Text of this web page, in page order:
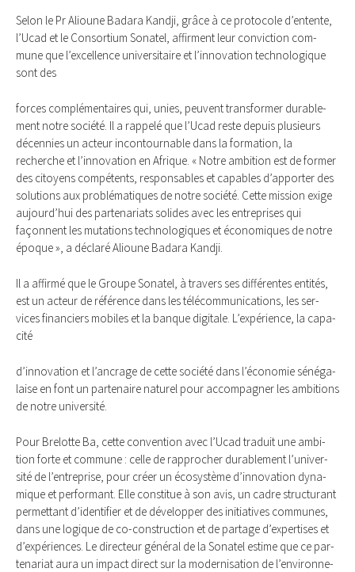
Selon le Pr Alioune Badara Kandji, grâce à ce pro­to­cole d’entente,
l’Ucad et le Consor­tium Sona­tel, affirment leur convic­tion com­
mune que l’excel­lence uni­ver­si­taire et l’inno­va­tion tech­no­lo­gique
sont des
forces com­plé­men­taires qui, unies, peuvent trans­for­mer dura­ble­
ment notre société. Il a rap­pelé que l’Ucad reste depuis plu­sieurs
décen­nies un acteur incon­tour­nable dans la for­ma­tion, la
recherche et l’inno­va­tion en Afrique. « Notre ambi­tion est de for­mer
des citoyens com­pé­tents, res­pon­sables et capables d’appor­ter des
solu­tions aux pro­blé­ma­tiques de notre société. Cette mis­sion exige
aujourd’hui des par­te­na­riats solides avec les entre­prises qui
façonnent les muta­tions tech­no­lo­giques et éco­no­miques de notre
époque », a déclaré Alioune Badara Kandji.
Il a affirmé que le Groupe Sona­tel, à tra­vers ses dif­fé­rentes enti­tés,
est un acteur de réfé­rence dans les télé­com­mu­ni­ca­tions, les ser­
vices finan­ciers mobiles et la banque digi­tale. L’expé­rience, la capa­
cité
d’inno­va­tion et l’ancrage de cette société dans l’éco­no­mie séné­ga­
laise en font un par­te­naire natu­rel pour accom­pa­gner les ambi­tions
de notre uni­ver­sité.
Pour Bre­lotte Ba, cette conven­tion avec l’Ucad tra­duit une ambi­
tion forte et com­mune : celle de rap­pro­cher dura­ble­ment l’uni­ver­
sité de l’entre­prise, pour créer un éco­sys­tème d’inno­va­tion dyna­
mique et per­for­mant. Elle consti­tue à son avis, un cadre struc­tu­rant
per­met­tant d’iden­ti­fier et de déve­lop­per des ini­tia­tives com­munes,
dans une logique de co-construc­tion et de par­tage d’exper­tises et
d’expé­riences. Le direc­teur géné­ral de la Sona­tel estime que ce par­
te­na­riat aura un impact direct sur la moder­ni­sa­tion de l’envi­ron­ne­